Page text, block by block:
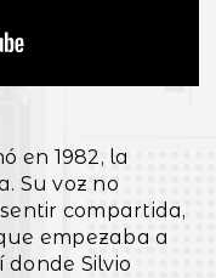
en 1982, la
Su voz no
compartida,
empezaba a
donde Silvio